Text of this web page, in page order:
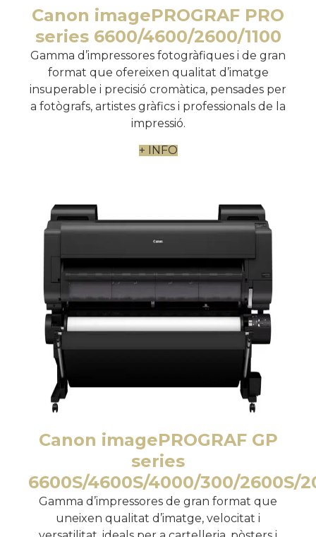
Canon imagePROGRAF PRO
series 6600/4600/2600/1100
Gamma d’impressores fotogràfiques i de gran
format que ofereixen qualitat d’imatge
insuperable i precisió cromàtica, pensades per
a fotògrafs, artistes gràfics i professionals de la
impressió.
+ INFO
Canon imagePROGRAF GP
series
6600S/4600S/4000/300/2600S/
Gamma d’impressores de gran format que
uneixen qualitat d’imatge, velocitat i